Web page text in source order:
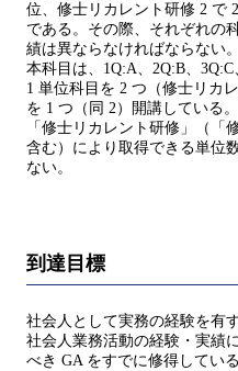
位、修士リカレント研修 2 で
である。その際、それぞれの
績は異ならなければならない。
本科目は、1Q:A、2Q:B、
1 単位科目を 2 つ（修士リカ
を 1 つ（同 2）開講している。
「修士リカレント研修」（「
含む）により取得できる単位
ない。
到達目標
社会人として実務の経験を有
社会人業務活動の経験・実績
べき GA をすでに修得してい